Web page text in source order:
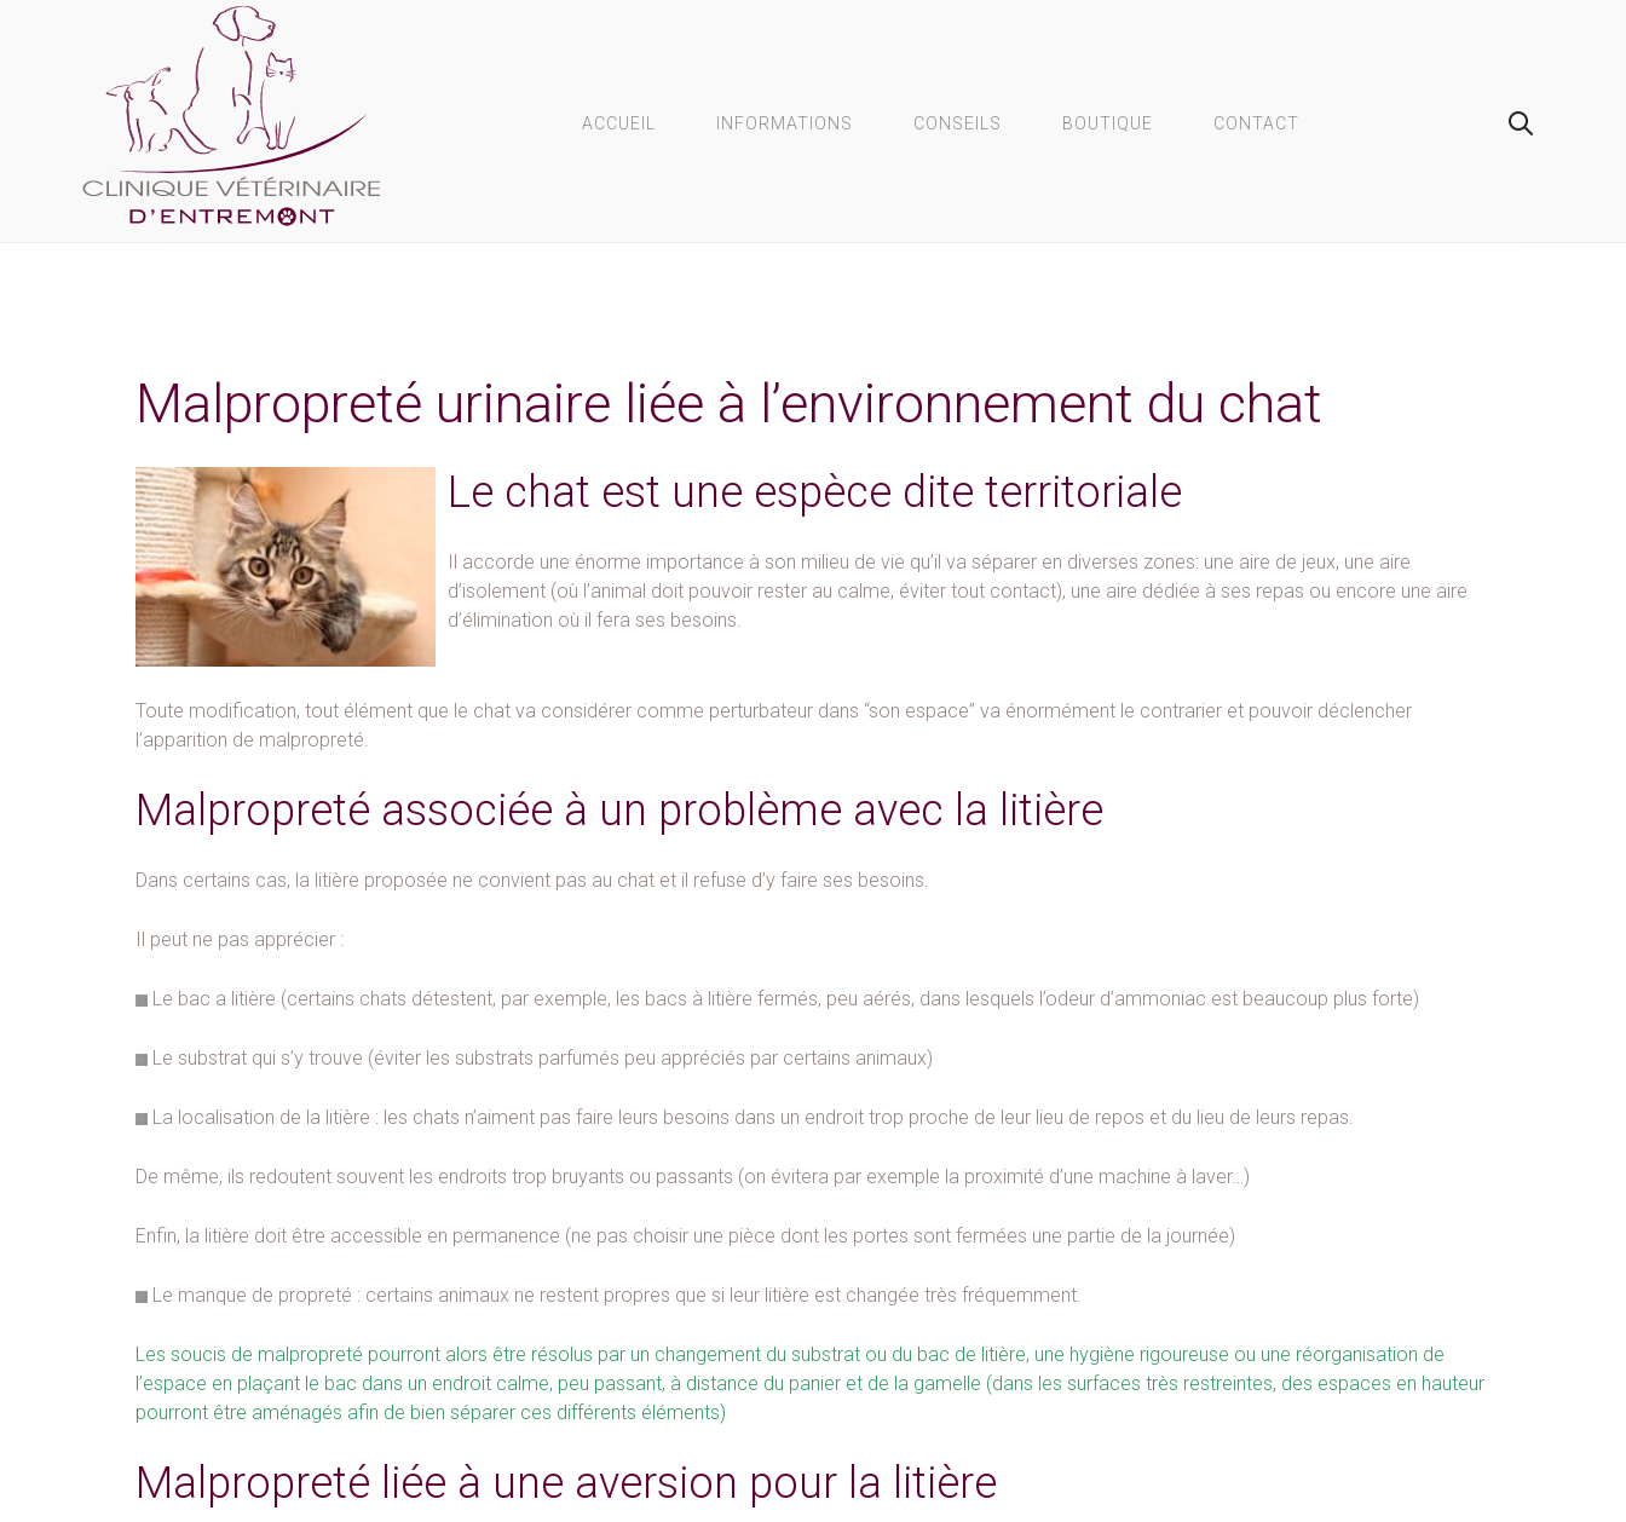
ACCUEIL INFORMATIONS CONSEILS BOUTIQUE CONTACT
Malpropreté urinaire liée à l’environnement du chat
Le chat est une espèce dite territoriale
Il accorde une énorme importance à son milieu de vie qu’il va séparer en diverses zones: une aire de jeux, une aire
d’isolement (où l’animal doit pouvoir rester au calme, éviter tout contact), une aire dédiée à ses repas ou encore une aire
d’élimination où il fera ses besoins.
Toute modification, tout élément que le chat va considérer comme perturbateur dans “son espace” va énormément le contrarier et pouvoir déclencher
l’apparition de malpropreté.
Malpropreté associée à un problème avec la litière
Dans certains cas, la litière proposée ne convient pas au chat et il refuse d’y faire ses besoins.
Il peut ne pas apprécier :
Le bac a litière (certains chats détestent, par exemple, les bacs à litière fermés, peu aérés, dans lesquels l’odeur d’ammoniac est beaucoup plus forte)
Le substrat qui s’y trouve (éviter les substrats parfumés peu appréciés par certains animaux)
La localisation de la litière : les chats n’aiment pas faire leurs besoins dans un endroit trop proche de leur lieu de repos et du lieu de leurs repas.
De même, ils redoutent souvent les endroits trop bruyants ou passants (on évitera par exemple la proximité d’une machine à laver…)
Enfin, la litière doit être accessible en permanence (ne pas choisir une pièce dont les portes sont fermées une partie de la journée)
Le manque de propreté : certains animaux ne restent propres que si leur litière est changée très fréquemment.
Les soucis de malpropreté pourront alors être résolus par un changement du substrat ou du bac de litière, une hygiène rigoureuse ou une réorganisation de
l’espace en plaçant le bac dans un endroit calme, peu passant, à distance du panier et de la gamelle (dans les surfaces très restreintes, des espaces en hauteur
pourront être aménagés afin de bien séparer ces différents éléments)
Malpropreté liée à une aversion pour la litière